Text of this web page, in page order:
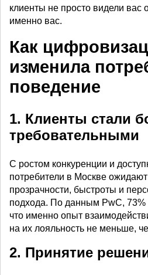
клиенты не просто видели вас
именно вас.
Как
изменила
поведение
1. Клиенты стали
требовательными
С ростом конкуренции и
потребители в Москве
прозрачности, быстроты и
подхода. По данным PwC, 73%
что именно опыт
на их лояльность не меньше,
2. Принятие